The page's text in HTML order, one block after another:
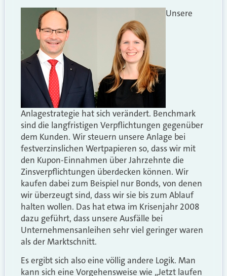
Unsere
Anlagestrategie hat sich verändert. Benchmark
sind die langfristigen Verpflichtungen gegenüber
dem Kunden. Wir steuern unsere Anlage bei
festverzinslichen Wertpapieren so, dass wir mit
den Kupon-Einnahmen über Jahrzehnte die
Zinsverpflichtungen überdecken können. Wir
kaufen dabei zum Beispiel nur Bonds, von denen
wir überzeugt sind, dass wir sie bis zum Ablauf
halten wollen. Das hat etwa im Krisenjahr 2008
dazu geführt, dass unsere Ausfälle bei
Unternehmensanleihen sehr viel geringer waren
als der Marktschnitt.
Es ergibt sich also eine völlig andere Logik. Man
kann sich eine Vorgehensweise wie „Jetzt laufen